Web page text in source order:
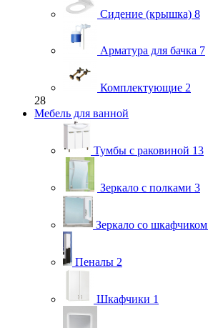
Сидение (крышка) 8
Арматура для бачка 7
Комплектующие 2
28
Мебель для ванной
Тумбы с раковиной 13
Зеркало с полками 3
Зеркало со шкафчиком
Пеналы 2
Шкафчики 1